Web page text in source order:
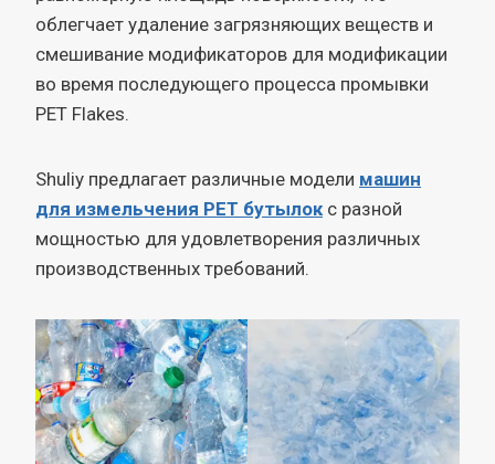
облегчает удаление загрязняющих веществ и
смешивание модификаторов для модификации
во время последующего процесса промывки
PET Flakes.
Shuliy предлагает различные модели машин
для измельчения PET бутылокс разной
мощностью для удовлетворения различных
производственных требований.